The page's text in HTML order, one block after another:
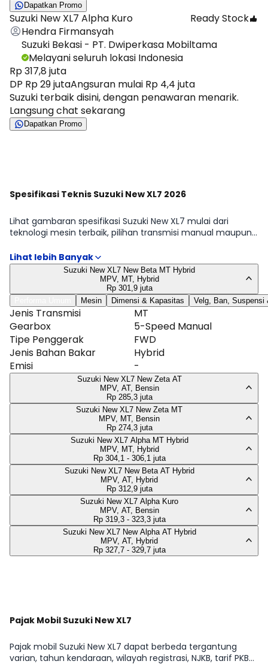
Dapatkan Promo
Suzuki New XL7 Alpha Kuro
Ready Stock
Hendra Firmansyah
Suzuki Bekasi - PT. Dwiperkasa Mobiltama
Melayani seluruh lokasi Indonesia
Rp 317,8 juta
DP Rp 29 jutaAngsuran mulai Rp 4,4 juta
Suzuki terbaik disini, dengan penawaran menarik.
Langsung chat sekarang
Dapatkan Promo
Spesifikasi Teknis Suzuki New XL7 2026
Lihat gambaran spesifikasi Suzuki New XL7 mulai dari
teknologi mesin terbaik, pilihan transmisi manual maupun
Kami fokus pada hal yang memengaruhi penggunaan
sehari-hari: efisiensi, kemudahan manuver, dan perawatan.
Tabel lengkap tersedia di halaman Spesifikasi Suzuki New
Suzuki New XL7 New Beta MT Hybrid
MPV, MT, Hybrid
Rp 301,9 juta
Mesin Dimensi & Kapasitas Velg, Ban, Suspensi
Jenis Transmisi
MT
Gearbox
5-Speed Manual
Tipe Penggerak
FWD
Jenis Bahan Bakar
Hybrid
Emisi
-
Suzuki New XL7 New Zeta AT
MPV, AT, Bensin
Rp 285,3 juta
Suzuki New XL7 New Zeta MT
MPV, MT, Bensin
Rp 274,3 juta
Suzuki New XL7 Alpha MT Hybrid
MPV, MT, Hybrid
Rp 304,1 - 306,1 juta
Suzuki New XL7 New Beta AT Hybrid
MPV, AT, Hybrid
Rp 312,9 juta
Suzuki New XL7 Alpha Kuro
MPV, AT, Bensin
Rp 319,3 - 323,3 juta
Suzuki New XL7 New Alpha AT Hybrid
MPV, AT, Hybrid
Rp 327,7 - 329,7 juta
Pajak Mobil Suzuki New XL7
Pajak mobil Suzuki New XL7 dapat berbeda tergantung
varian, tahun kendaraan, wilayah registrasi, NJKB, tarif PKB